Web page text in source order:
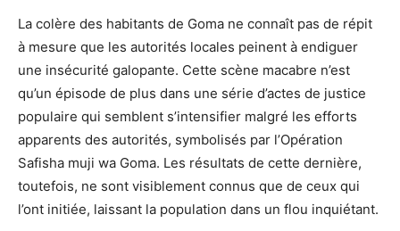
La colère des habitants de Goma ne connaît pas de répit
à mesure que les autorités locales peinent à endiguer
une insécurité galopante. Cette scène macabre n’est
qu’un épisode de plus dans une série d’actes de justice
populaire qui semblent s’intensifier malgré les efforts
apparents des autorités, symbolisés par l’Opération
Safisha muji wa Goma. Les résultats de cette dernière,
toutefois, ne sont visiblement connus que de ceux qui
l’ont initiée, laissant la population dans un flou inquiétant.